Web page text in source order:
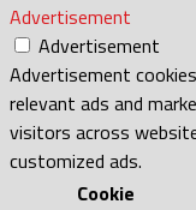
Advertisement
Advertisement
Advertisement
relevant ads and
visitors across
customized ads.
Cookie